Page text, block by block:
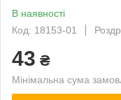
В наявності
Код: 18153-01
43 ₴
Мінімальна сума